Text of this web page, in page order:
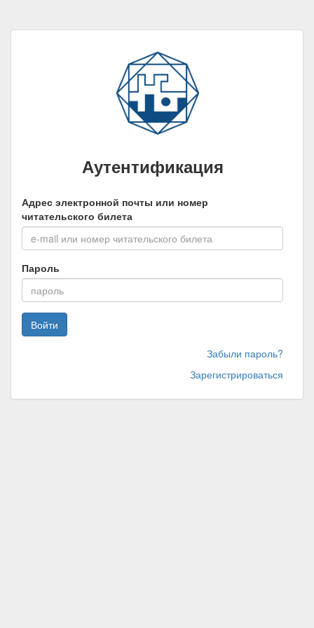
Аутентификация
Адрес электронной почты или номер
читательского билета
Пароль
Войти
Забыли пароль?
Зарегистрироваться